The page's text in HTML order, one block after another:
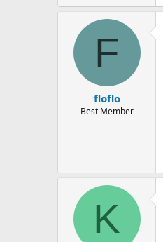
F
floflo
Best Member
K